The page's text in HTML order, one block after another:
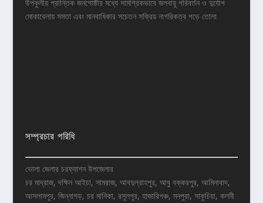
উপকুলীয় প্রান্তিক জনগোষ্ঠীর মধ্যে সামগ্রিকভাবে জলবায়ু পরিবর্তন ও দুর্যোগ
মোকাবেলায় সমতা এবং মানবাধিকার সচেতন সক্রিয় নাগরিকত্ব গড়ে তোলা
সম্প্রচার পরিধি
ভোলা জেলার চরফ্যাশন উপজেলার
চর মাদ্রাজ, দক্ষিন আইচা, সামরাজ, আবদুল্রাহপুর, আবু বক্করপুর, আমিনাবাদ,
আসলামপুর, জিন্নাগড়, চর মানিকা, রসুলপুর, হাজারিগঞ্চ, মনপুরা, সাকুচিয়া, কলমী